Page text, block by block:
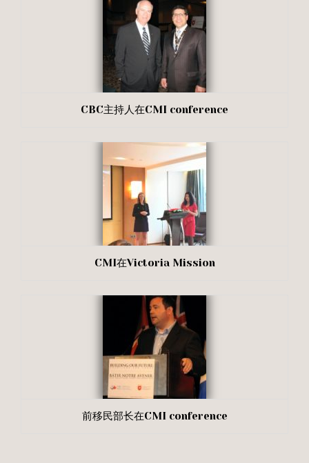
CBC主持人在CMI conference
CMI在Victoria Mission
前移民部长在CMI conference